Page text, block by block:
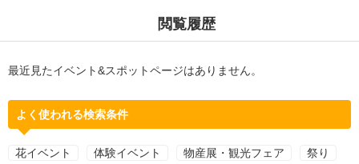
閲覧履歴
最近見たイベント&スポットページはありません。
よく使われる検索条件
花イベント 体験イベント 物産展・観光フェア 祭り